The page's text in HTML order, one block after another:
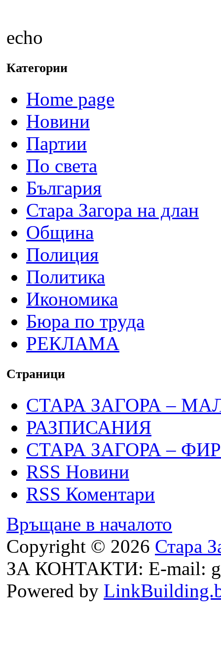
echo
Категории
Home page
Новини
Партии
По света
България
Стара Загора на длан
Община
Полиция
Политика
Икономика
Бюра по труда
РЕКЛАМА
Страници
СТАРА ЗАГОРА –
РАЗПИСАНИЯ
СТАРА ЗАГОРА –
RSS Новини
RSS Коментари
Връщане в началото
Copyright © 2026 Стара
ЗА КОНТАКТИ: E-mail:
Powered by